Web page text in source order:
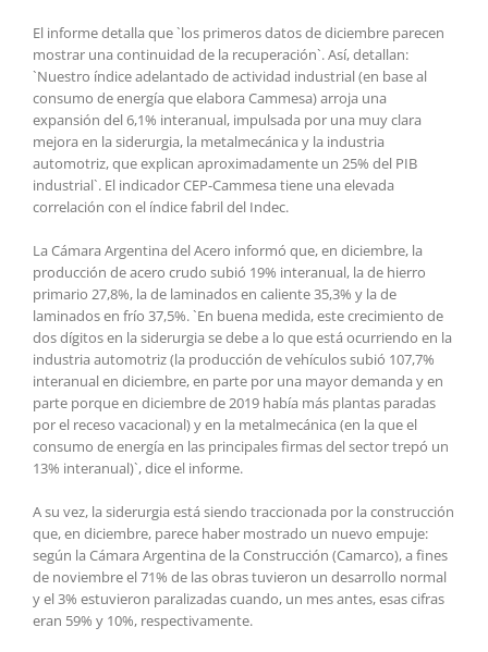
El informe detalla que `los primeros datos de diciembre parecen
mostrar una continuidad de la recuperación`. Así, detallan:
`Nuestro índice adelantado de actividad industrial (en base al
consumo de energía que elabora Cammesa) arroja una
expansión del 6,1% interanual, impulsada por una muy clara
mejora en la siderurgia, la metalmecánica y la industria
automotriz, que explican aproximadamente un 25% del PIB
industrial`. El indicador CEP-Cammesa tiene una elevada
correlación con el índice fabril del Indec.
La Cámara Argentina del Acero informó que, en diciembre, la
producción de acero crudo subió 19% interanual, la de hierro
primario 27,8%, la de laminados en caliente 35,3% y la de
laminados en frío 37,5%. `En buena medida, este crecimiento de
dos dígitos en la siderurgia se debe a lo que está ocurriendo en la
industria automotriz (la producción de vehículos subió 107,7%
interanual en diciembre, en parte por una mayor demanda y en
parte porque en diciembre de 2019 había más plantas paradas
por el receso vacacional) y en la metalmecánica (en la que el
consumo de energía en las principales firmas del sector trepó un
13% interanual)`, dice el informe.
A su vez, la siderurgia está siendo traccionada por la construcción
que, en diciembre, parece haber mostrado un nuevo empuje:
según la Cámara Argentina de la Construcción (Camarco), a fines
de noviembre el 71% de las obras tuvieron un desarrollo normal
y el 3% estuvieron paralizadas cuando, un mes antes, esas cifras
eran 59% y 10%, respectivamente.